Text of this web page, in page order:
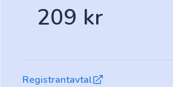
209 kr
Registrantavtal